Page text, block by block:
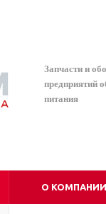
Запчасти и
предприятий
питания
О КОМПАНИИ